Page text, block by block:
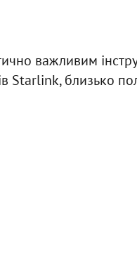
важливим
Starlink, близько